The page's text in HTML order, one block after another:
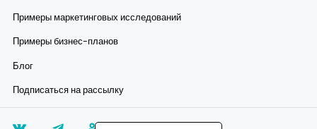
Примеры маркетинговых исследований
Примеры бизнес-планов
Блог
Подписаться на рассылку